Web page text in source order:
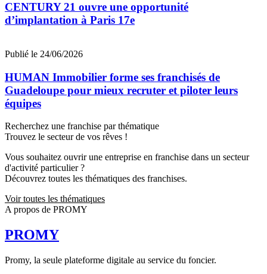
CENTURY 21 ouvre une opportunité
d’implantation à Paris 17e
Publié le 24/06/2026
HUMAN Immobilier forme ses franchisés de
Guadeloupe pour mieux recruter et piloter leurs
équipes
Recherchez une franchise par thématique
Trouvez le secteur de vos rêves !
Vous souhaitez ouvrir une entreprise en franchise dans un secteur
d'activité particulier ?
Découvrez toutes les thématiques des franchises.
Voir toutes les thématiques
A propos de PROMY
PROMY
Promy, la seule plateforme digitale au service du foncier.